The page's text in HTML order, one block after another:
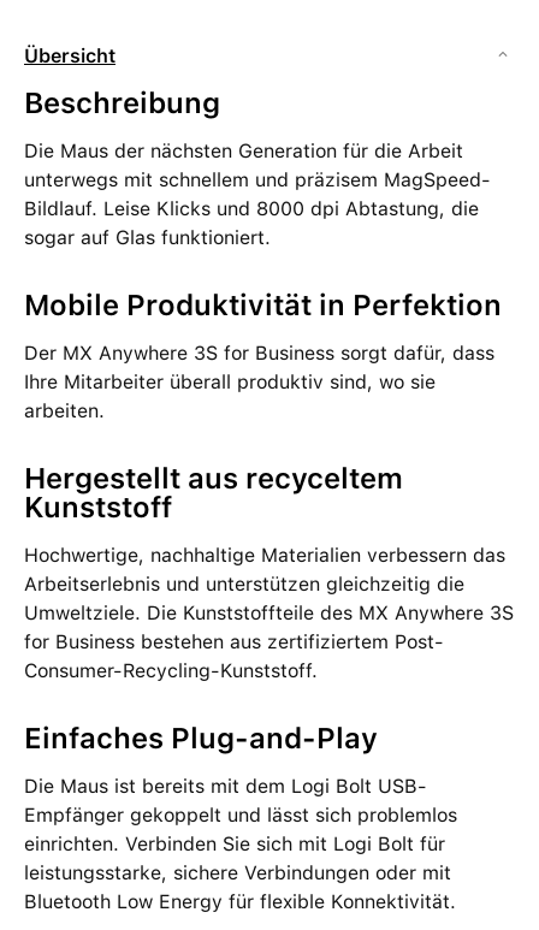
Übersicht
Beschreibung
Die Maus der nächsten Generation für die Arbeit
unterwegs mit schnellem und präzisem MagSpeed-
Bildlauf. Leise Klicks und 8000 dpi Abtastung, die
sogar auf Glas funktioniert.
Mobile Produktivität in Perfektion
Der MX Anywhere 3S for Business sorgt dafür, dass
Ihre Mitarbeiter überall produktiv sind, wo sie
arbeiten.
Hergestellt aus recyceltem
Kunststoff
Hochwertige, nachhaltige Materialien verbessern das
Arbeitserlebnis und unterstützen gleichzeitig die
Umweltziele. Die Kunststoffteile des MX Anywhere 3S
for Business bestehen aus zertifiziertem Post-
Consumer-Recycling-Kunststoff.
Einfaches Plug-and-Play
Die Maus ist bereits mit dem Logi Bolt USB-
Empfänger gekoppelt und lässt sich problemlos
einrichten. Verbinden Sie sich mit Logi Bolt für
leistungsstarke, sichere Verbindungen oder mit
Bluetooth Low Energy für flexible Konnektivität.